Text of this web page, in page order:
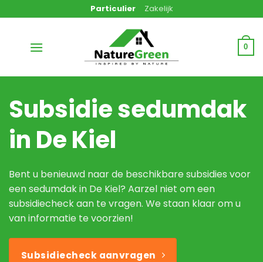
naar
Particulier Zakelijk
0
Subsidie sedumdak
in De Kiel
Bent u benieuwd naar de beschikbare subsidies voor
een sedumdak in De Kiel? Aarzel niet om een
subsidiecheck aan te vragen. We staan klaar om u
van informatie te voorzien!
Subsidiecheck aanvragen